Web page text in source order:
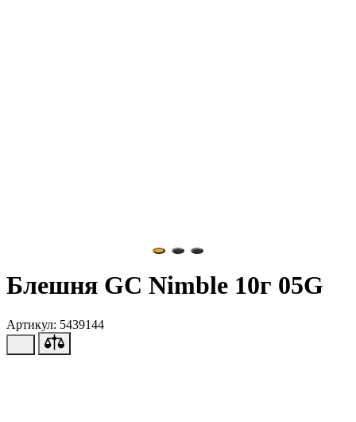
Блешня GC Nimble 10г 05G
Артикул: 5439144